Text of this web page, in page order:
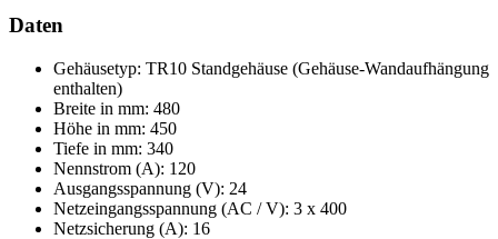
Daten
Gehäusetyp: TR10 Standgehäuse (Gehäuse-Wandaufhängung
enthalten)
Breite in mm: 480
Höhe in mm: 450
Tiefe in mm: 340
Nennstrom (A): 120
Ausgangsspannung (V): 24
Netzeingangsspannung (AC / V): 3 x 400
Netzsicherung (A): 16